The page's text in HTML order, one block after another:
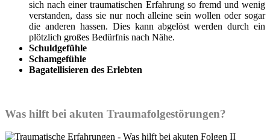
sich nach einer traumatischen Erfahrung so fremd und wenig
verstanden, dass sie nur noch alleine sein wollen oder sogar
die anderen hassen. Dies kann abgelöst werden durch ein
plötzlich großes Bedürfnis nach Nähe.
Schuldgefühle
Schamgefühle
Bagatellisieren des Erlebten
Was hilft bei akuten Traumafolgestörungen?